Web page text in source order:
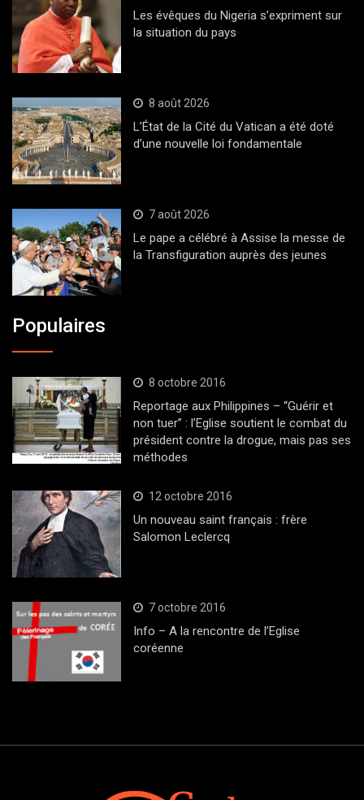
Les évêques du Nigeria s’expriment sur
la situation du pays
8 août 2026
L’État de la Cité du Vatican a été doté
d’une nouvelle loi fondamentale
7 août 2026
Le pape a célébré à Assise la messe de
la Transfiguration auprès des jeunes
Populaires
8 octobre 2016
Reportage aux Philippines – “Guérir et
non tuer” : l’Eglise soutient le combat du
président contre la drogue, mais pas ses
méthodes
12 octobre 2016
Un nouveau saint français : frère
Salomon Leclercq
7 octobre 2016
Info – A la rencontre de l’Eglise
coréenne